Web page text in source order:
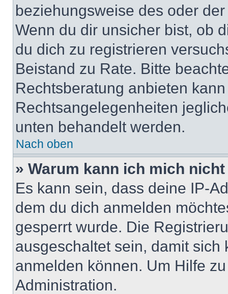
beziehungsweise des oder
Wenn du dir unsicher bist, ob
du dich zu registrieren
Beistand zu Rate. Bitte
Rechtsberatung anbieten
Rechtsangelegenheiten
unten behandelt werden.
Nach oben
» Warum kann ich mich
Es kann sein, dass deine IP-
dem du dich anmelden
gesperrt wurde. Die
ausgeschaltet sein, damit
anmelden können. Um Hilfe
Administration.